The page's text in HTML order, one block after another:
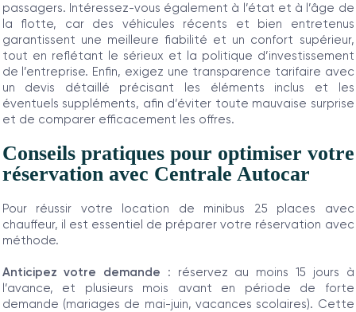
passagers. Intéressez-vous également à l’état et à l’âge de
la flotte, car des véhicules récents et bien entretenus
garantissent une meilleure fiabilité et un confort supérieur,
tout en reflétant le sérieux et la politique d’investissement
de l’entreprise. Enfin, exigez une transparence tarifaire avec
un devis détaillé précisant les éléments inclus et les
éventuels suppléments, afin d’éviter toute mauvaise surprise
et de comparer efficacement les offres.
Conseils pratiques pour optimiser votre
réservation avec Centrale Autocar
Pour réussir votre location de minibus 25 places avec
chauffeur, il est essentiel de préparer votre réservation avec
méthode.
Anticipez votre demande : réservez au moins 15 jours à
l’avance, et plusieurs mois avant en période de forte
demande (mariages de mai-juin, vacances scolaires). Cette